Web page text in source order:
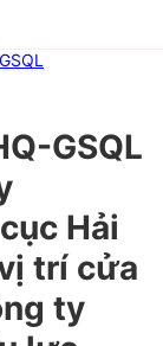
GSQL
Hải
trí cửa
ty